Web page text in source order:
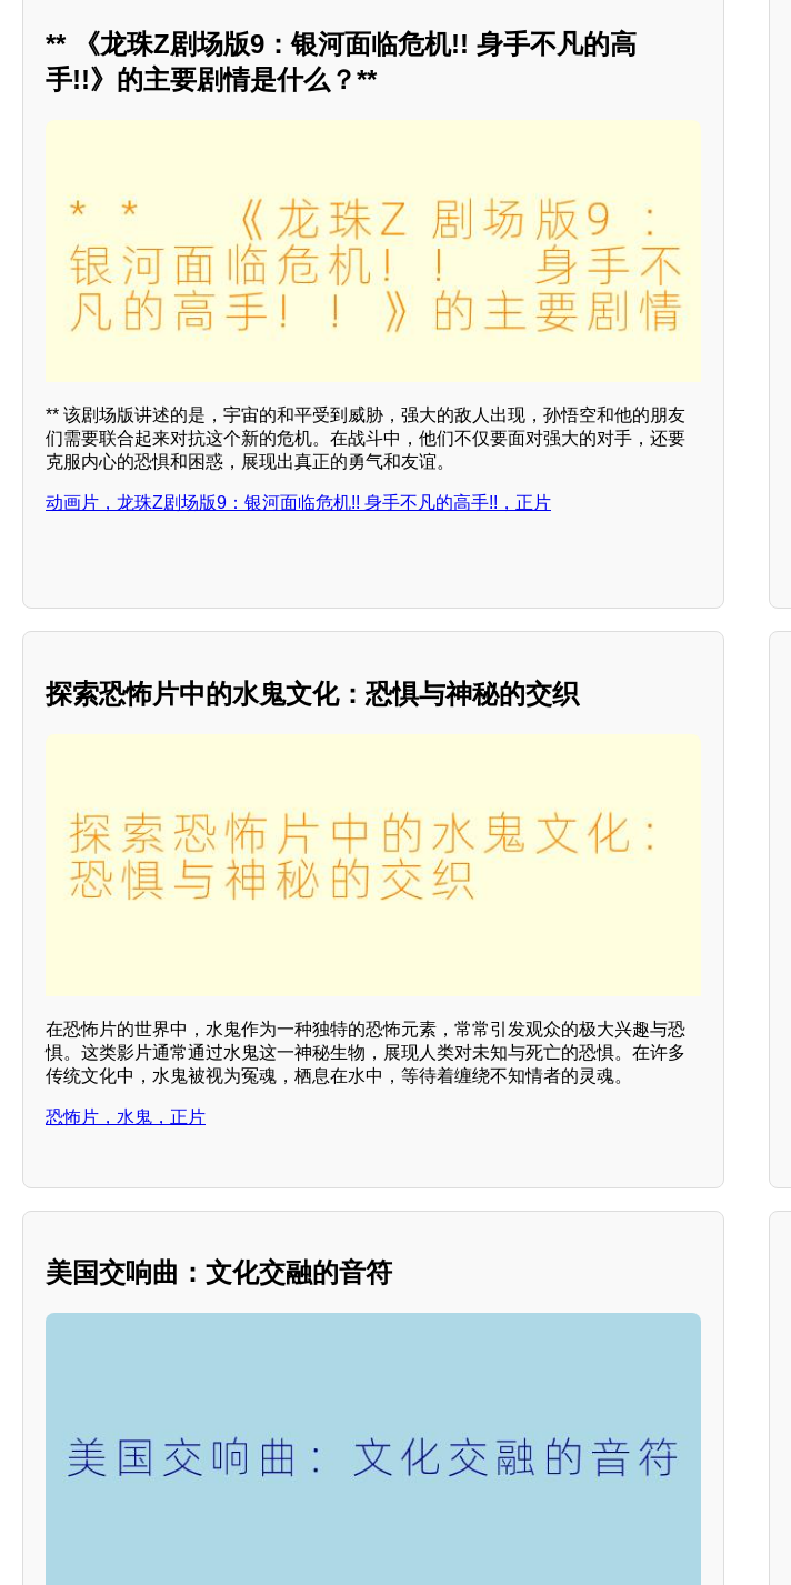
** 《龙珠Z剧场版9：银河面临危机!! 身手不凡的高
手!!》的主要剧情是什么？**
** 该剧场版讲述的是，宇宙的和平受到威胁，强大的敌人出现，孙悟空和他的朋友
们需要联合起来对抗这个新的危机。在战斗中，他们不仅要面对强大的对手，还要
克服内心的恐惧和困惑，展现出真正的勇气和友谊。
动画片，龙珠Z剧场版9：银河面临危机!! 身手不凡的高手!!，正片
探索恐怖片中的水鬼文化：恐惧与神秘的交织
在恐怖片的世界中，水鬼作为一种独特的恐怖元素，常常引发观众的极大兴趣与恐
惧。这类影片通常通过水鬼这一神秘生物，展现人类对未知与死亡的恐惧。在许多
传统文化中，水鬼被视为冤魂，栖息在水中，等待着缠绕不知情者的灵魂。
恐怖片，水鬼，正片
美国交响曲：文化交融的音符